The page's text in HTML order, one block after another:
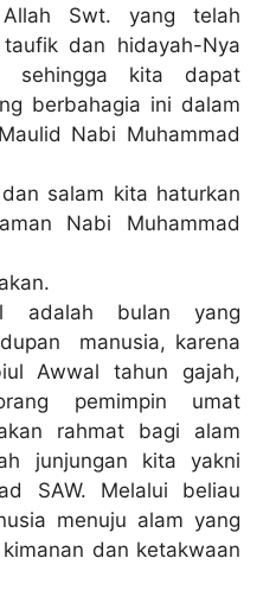
Swt. yang telah
dan hidayah-Nya
sehingga kita dapat
berbahagia ini dalam
Nabi Muhammad
salam kita haturkan
Nabi Muhammad
adalah bulan yang
manusia, karena
Awwal tahun gajah,
pemimpin umat
rahmat bagi alam
junjungan kita yakni
SAW. Melalui beliau
menuju alam yang
dan ketakwaan